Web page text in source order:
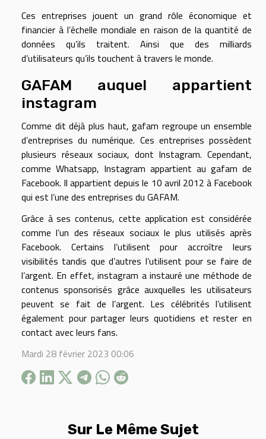
Sur Le Même Sujet
Ces entreprises jouent un grand rôle économique et
financier à l’échelle mondiale en raison de la quantité de
données qu’ils traitent. Ainsi que des milliards
d’utilisateurs qu’ils touchent à travers le monde.
GAFAM auquel appartient
instagram
Comme dit déjà plus haut, gafam regroupe un ensemble
d’entreprises du numérique. Ces entreprises possèdent
plusieurs réseaux sociaux, dont Instagram. Cependant,
comme Whatsapp, Instagram appartient au gafam de
Facebook. Il appartient depuis le 10 avril 2012 à Facebook
qui est l’une des entreprises du GAFAM.
Grâce à ses contenus, cette application est considérée
comme l’un des réseaux sociaux le plus utilisés après
Facebook. Certains l’utilisent pour accroître leurs
visibilités tandis que d’autres l’utilisent pour se faire de
l’argent. En effet, instagram a instauré une méthode de
contenus sponsorisés grâce auxquelles les utilisateurs
peuvent se fait de l’argent. Les célébrités l’utilisent
également pour partager leurs quotidiens et rester en
contact avec leurs fans.
Mardi 28 février 2023 00:06